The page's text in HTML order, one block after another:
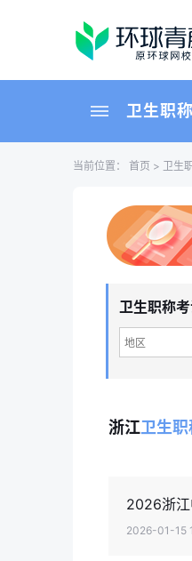
卫生职称
当前位置： 首页 > 卫生
卫生职称
地区
浙江卫生
2026浙江
2026-01-15